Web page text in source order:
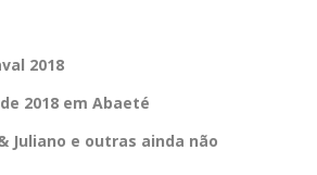
2018
2018 em Abaeté
Juliano e outras ainda não